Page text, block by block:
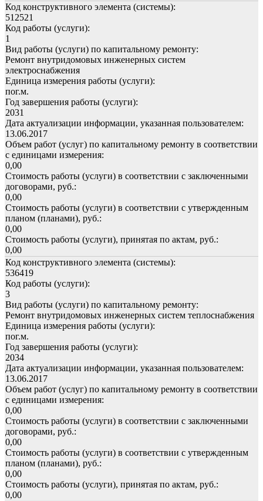
Код конструктивного элемента (системы):
512521
Код работы (услуги):
1
Вид работы (услуги) по капитальному ремонту:
Ремонт внутридомовых инженерных систем
электроснабжения
Единица измерения работы (услуги):
пог.м.
Год завершения работы (услуги):
2031
Дата актуализации информации, указанная пользователем:
13.06.2017
Объем работ (услуг) по капитальному ремонту в соответствии
с единицами измерения:
0,00
Стоимость работы (услуги) в соответствии с заключенными
договорами, руб.:
0,00
Стоимость работы (услуги) в соответствии с утвержденным
планом (планами), руб.:
0,00
Стоимость работы (услуги), принятая по актам, руб.:
0,00
Код конструктивного элемента (системы):
536419
Код работы (услуги):
3
Вид работы (услуги) по капитальному ремонту:
Ремонт внутридомовых инженерных систем теплоснабжения
Единица измерения работы (услуги):
пог.м.
Год завершения работы (услуги):
2034
Дата актуализации информации, указанная пользователем:
13.06.2017
Объем работ (услуг) по капитальному ремонту в соответствии
с единицами измерения:
0,00
Стоимость работы (услуги) в соответствии с заключенными
договорами, руб.:
0,00
Стоимость работы (услуги) в соответствии с утвержденным
планом (планами), руб.:
0,00
Стоимость работы (услуги), принятая по актам, руб.:
0,00